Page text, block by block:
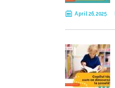
April 26, 2025